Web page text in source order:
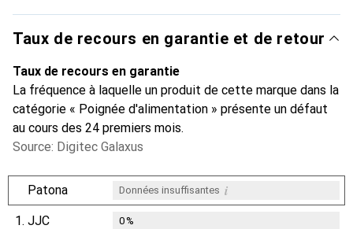
Taux de recours en garantie et de retour
Taux de recours en garantie
La fréquence à laquelle un produit de cette marque dans la
catégorie « Poignée d'alimentation » présente un défaut
au cours des 24 premiers mois.
Source: Digitec Galaxus
Patona Données insuffisantes i
1. JJC 0%